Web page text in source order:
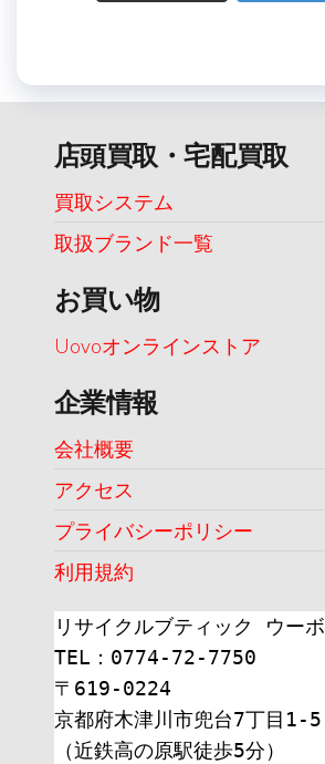
店頭買取・宅配買取
買取システム
取扱ブランド一覧
お買い物
Uovoオンラインストア
企業情報
会社概要
アクセス
プライバシーポリシー
利用規約
リサイクルブティック ウーボ
TEL：0774-72-7750
〒619-0224
京都府木津川市兜台7丁目1-5
（近鉄高の原駅徒歩5分）